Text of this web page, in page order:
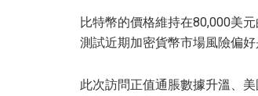
比特幣的價格維持在80,000美
測試近期加密貨幣市場風險偏好
此次訪問正值通脹數據升溫、